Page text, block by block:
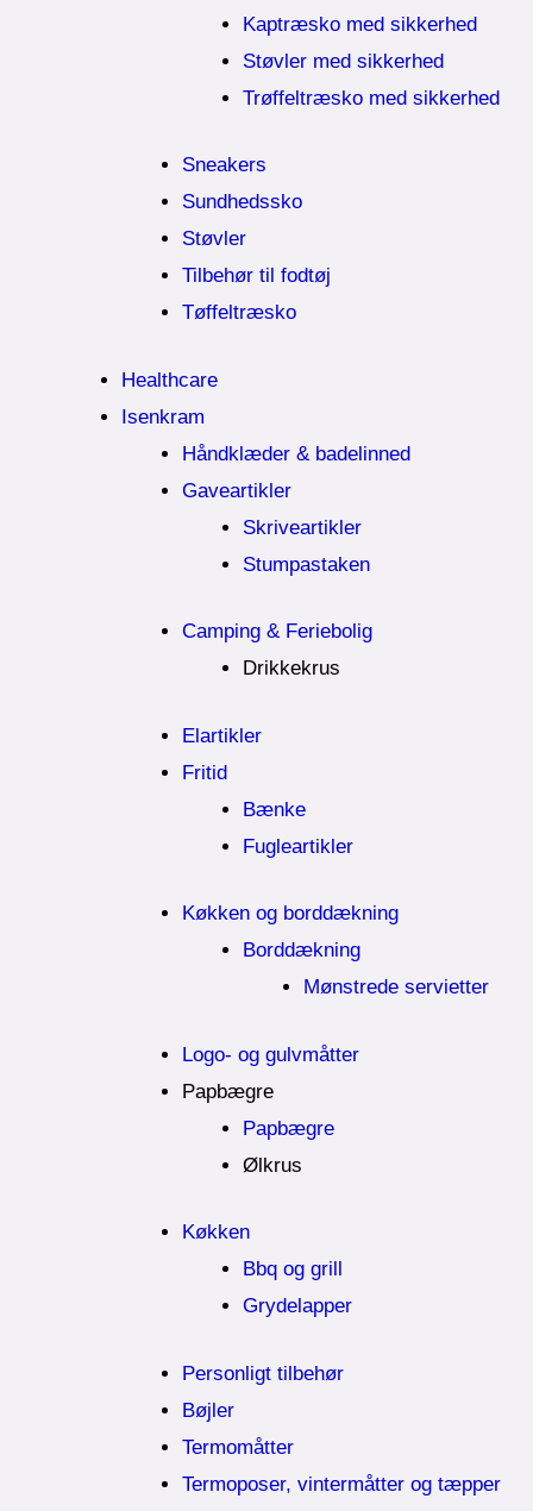
Kaptræsko med sikkerhed
Støvler med sikkerhed
Trøffeltræsko med sikkerhed
Sneakers
Sundhedssko
Støvler
Tilbehør til fodtøj
Tøffeltræsko
Healthcare
Isenkram
Håndklæder & badelinned
Gaveartikler
Skriveartikler
Stumpastaken
Camping & Feriebolig
Drikkekrus
Elartikler
Fritid
Bænke
Fugleartikler
Køkken og borddækning
Borddækning
Mønstrede servietter
Logo- og gulvmåtter
Papbægre
Papbægre
Ølkrus
Køkken
Bbq og grill
Grydelapper
Personligt tilbehør
Bøjler
Termomåtter
Termoposer, vintermåtter og tæpper